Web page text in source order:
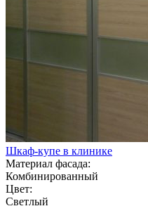
Шкаф-купе в клинике
Материал фасада:
Комбинированный
Цвет:
Светлый